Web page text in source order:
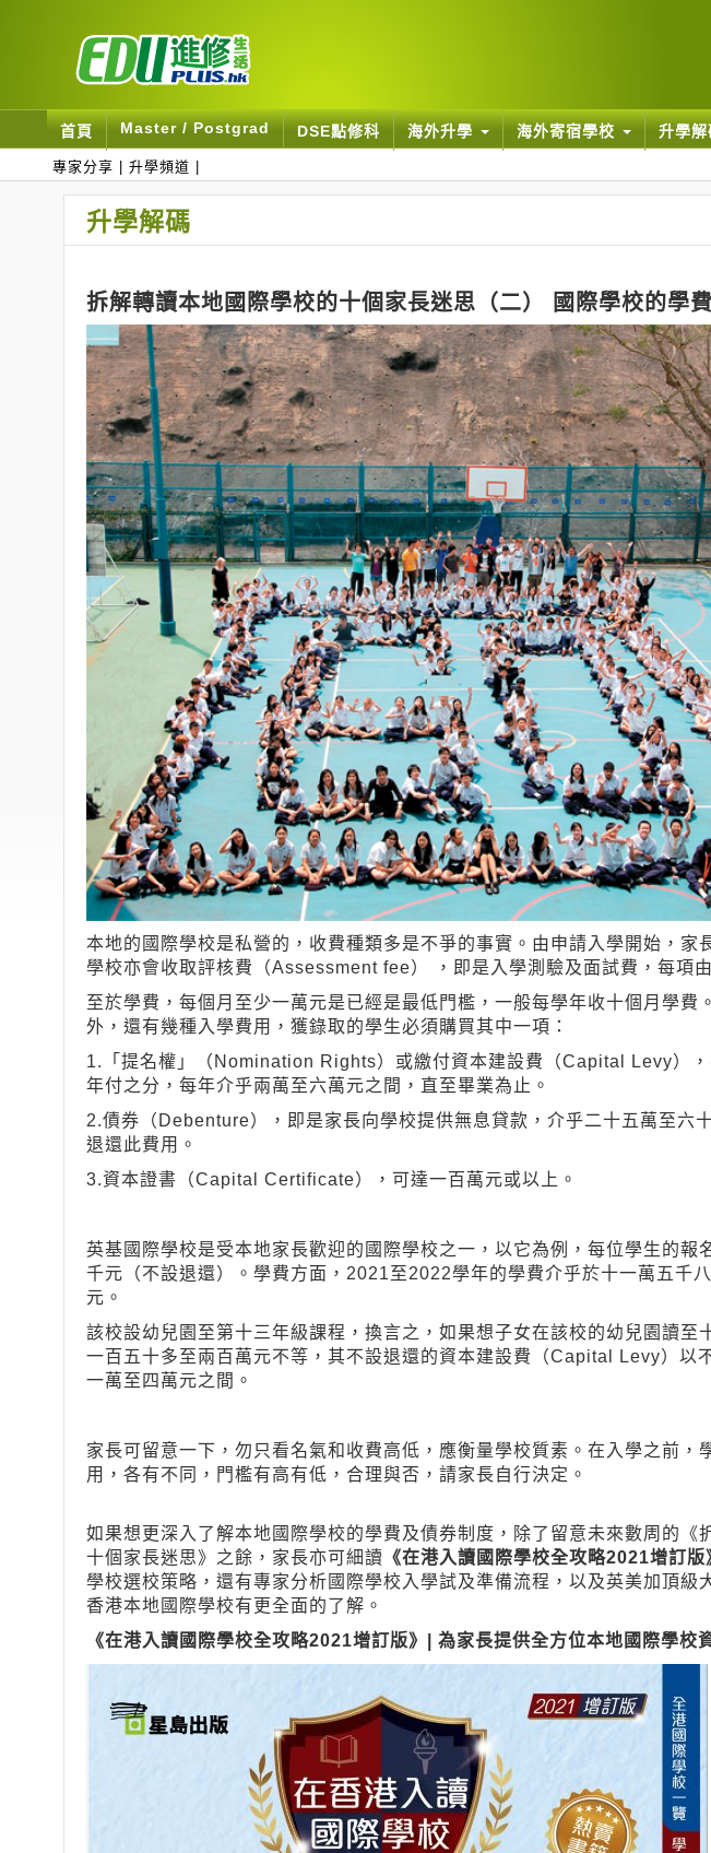
首頁 Master / Postgrad DSE點修科 海外升學 海外寄宿學校 升學解
專家分享 升學頻道
升學解碼
拆解轉讀本地國際學校的十個家長迷思（二） 國際學校的學
本地的國際學校是私營的，收費種類多是不爭的事實。由申請入學開始，家
學校亦會收取評核費（Assessment fee） ，即是入學測驗及面試費，每項
至於學費，每個月至少一萬元是已經是最低門檻，一般每學年收十個月學費
外，還有幾種入學費用，獲錄取的學生必須購買其中一項：
1.「提名權」（Nomination Rights）或繳付資本建設費（Capital Levy），
年付之分，每年介乎兩萬至六萬元之間，直至畢業為止。
2.債券（Debenture），即是家長向學校提供無息貸款，介乎二十五萬至六
退還此費用。
3.資本證書（Capital Certificate），可達一百萬元或以上。
英基國際學校是受本地家長歡迎的國際學校之一，以它為例，每位學生的報
千元（不設退還）。學費方面，2021至2022學年的學費介乎於十一萬五千
元。
該校設幼兒園至第十三年級課程，換言之，如果想子女在該校的幼兒園讀至
一百五十多至兩百萬元不等，其不設退還的資本建設費（Capital Levy）以
一萬至四萬元之間。
家長可留意一下，勿只看名氣和收費高低，應衡量學校質素。在入學之前，
用，各有不同，門檻有高有低，合理與否，請家長自行決定。
如果想更深入了解本地國際學校的學費及債券制度，除了留意未來數周的《
十個家長迷思》之餘，家長亦可細讀 《在港入讀國際學校全攻略2021增訂版
學校選校策略，還有專家分析國際學校入學試及準備流程，以及英美加頂級
香港本地國際學校有更全面的了解。
《在港入讀國際學校全攻略2021增訂版》
| 為家長提供全方位本地 國際學校